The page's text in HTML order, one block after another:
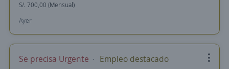
S/. 700,00 (Mensual)
Ayer
Se precisa Urgente Empleo destacado